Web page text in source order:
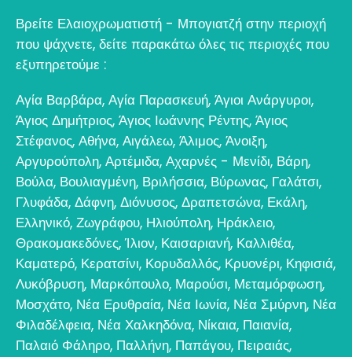
Βρείτε Ελαιοχρωματιστή - Μπογιατζή στην περιοχή
που ψάχνετε, δείτε παρακάτω όλες τις περιοχές που
εξυπηρετούμε :
Αγία Βαρβάρα, Αγία Παρασκευή, Άγιοι Ανάργυροι,
Άγιος Δημήτριος, Άγιος Ιωάννης Ρέντης, Άγιος
Στέφανος, Αθήνα, Αιγάλεω, Άλιμος, Άνοιξη,
Αργυρούπολη, Αρτέμιδα, Αχαρνές - Μενίδι, Βάρη,
Βούλα, Βουλιαγμένη, Βριλήσσια, Βύρωνας, Γαλάτσι,
Γλυφάδα, Δάφνη, Διόνυσος, Δραπετσώνα, Εκάλη,
Ελληνικό, Ζωγράφου, Ηλιούπολη, Ηράκλειο,
Θρακομακεδόνες,Ίλιον, Καισαριανή, Καλλιθέα,
Καματερό, Κερατσίνι, Κορυδαλλός, Κρυονέρι, Κηφισιά,
Λυκόβρυση, Μαρκόπουλο, Μαρούσι, Μεταμόρφωση,
Μοσχάτο, Νέα Ερυθραία, Νέα Ιωνία, Νέα Σμύρνη, Νέα
Φιλαδέλφεια, Νέα Χαλκηδόνα, Νίκαια, Παιανία,
Παλαιό Φάληρο, Παλλήνη, Παπάγου, Πειραιάς,